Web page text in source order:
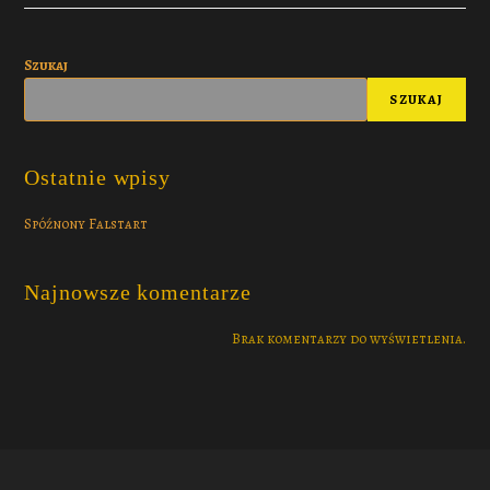
Szukaj
SZUKAJ
Ostatnie wpisy
Spóźnony Falstart
Najnowsze komentarze
Brak komentarzy do wyświetlenia.